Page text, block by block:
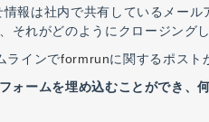
報は社内で共有しているメー
それがどのようにクロージング
ラインでformrunに関するポスト
ォームを埋め込むことができ、